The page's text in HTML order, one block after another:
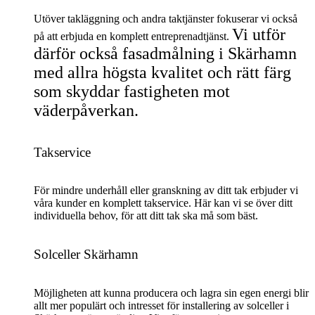
Utöver takläggning och andra taktjänster fokuserar vi också
på att erbjuda en komplett entreprenadtjänst. Vi utför
därför också fasadmålning i Skärhamn
med allra högsta kvalitet och rätt färg
som skyddar fastigheten mot
väderpåverkan.
Takservice
För mindre underhåll eller granskning av ditt tak erbjuder vi
våra kunder en komplett takservice. Här kan vi se över ditt
individuella behov, för att ditt tak ska må som bäst.
Solceller Skärhamn
Möjligheten att kunna producera och lagra sin egen energi blir
allt mer populärt och intresset för installering av solceller i